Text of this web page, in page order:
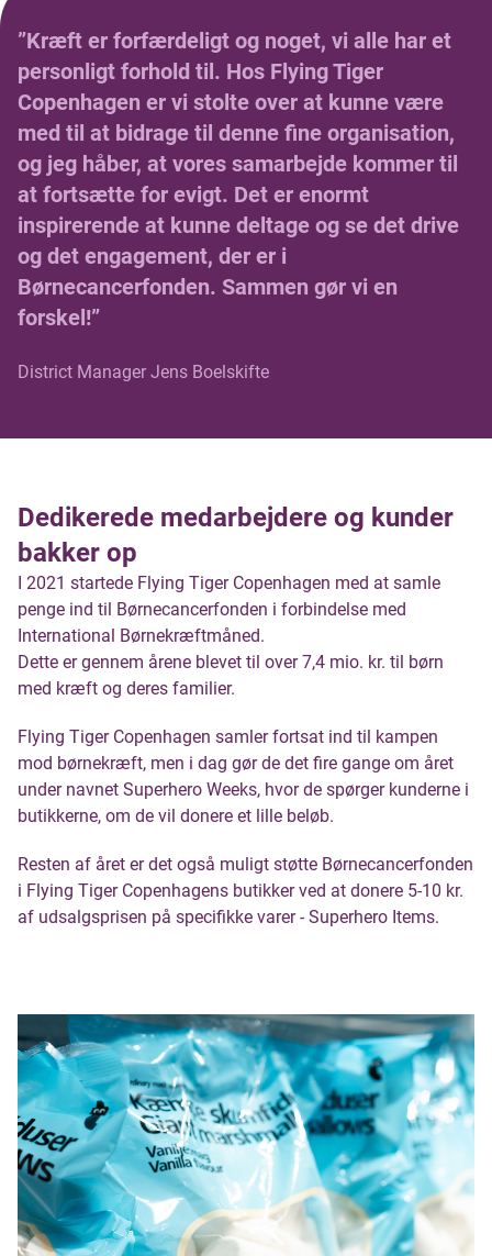
”Kræft er forfærdeligt og noget, vi alle har et
personligt forhold til. Hos Flying Tiger
Copenhagen er vi stolte over at kunne være
med til at bidrage til denne fine organisation,
og jeg håber, at vores samarbejde kommer til
at fortsætte for evigt. Det er enormt
inspirerende at kunne deltage og se det drive
og det engagement, der er i
Børnecancerfonden. Sammen gør vi en
forskel!”
District Manager Jens Boelskifte
Dedikerede medarbejdere og kunder
bakker op
I 2021 startede Flying Tiger Copenhagen med at samle
penge ind til Børnecancerfonden i forbindelse med
International Børnekræftmåned.
Dette er gennem årene blevet til over 7,4 mio. kr. til børn
med kræft og deres familier.
Flying Tiger Copenhagen samler fortsat ind til kampen
mod børnekræft, men i dag gør de det fire gange om året
under navnet Superhero Weeks, hvor de spørger kunderne i
butikkerne, om de vil donere et lille beløb.
Resten af året er det også muligt støtte Børnecancerfonden
i Flying Tiger Copenhagens butikker ved at donere 5-10 kr.
af udsalgsprisen på specifikke varer - Superhero Items.